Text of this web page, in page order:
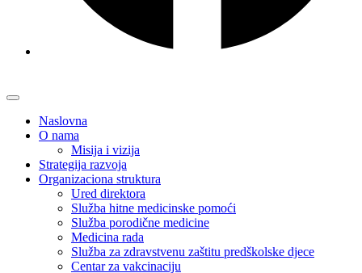
Naslovna
O nama
Misija i vizija
Strategija razvoja
Organizaciona struktura
Ured direktora
Služba hitne medicinske pomoći
Služba porodične medicine
Medicina rada
Služba za zdravstvenu zaštitu predškolske djece
Centar za vakcinaciju